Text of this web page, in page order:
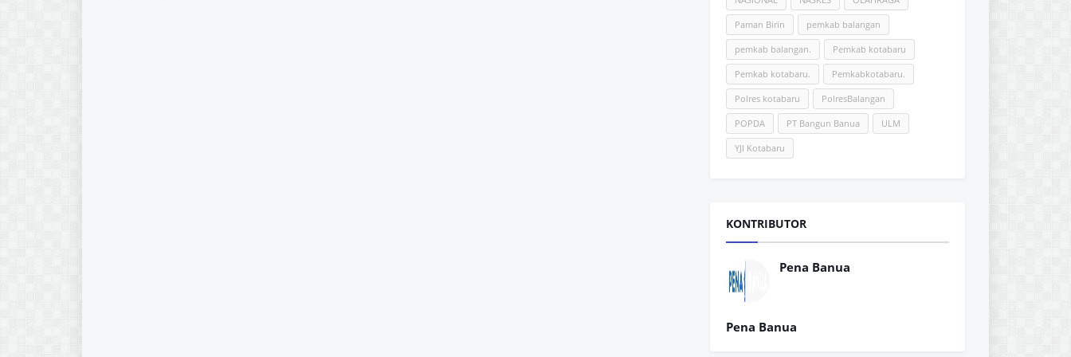
Paman Birin pemkab balangan
pemkab balangan. Pemkab kotabaru
Pemkab kotabaru. Pemkabkotabaru.
Polres kotabaru PolresBalangan
POPDA PT Bangun Banua ULM
YJI Kotabaru
KONTRIBUTOR
Pena Banua
Pena Banua